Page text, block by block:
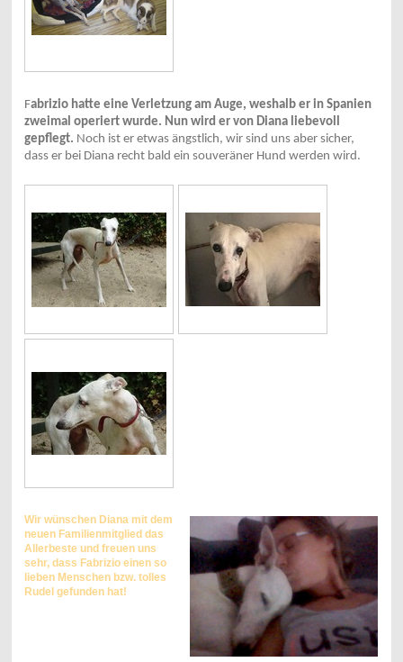
Fabrizio hatte eine Verletzung am Auge, weshalb er in Spanien
zweimal operiert wurde. Nun wird er von Diana liebevoll
gepflegt. Noch ist er etwas ängstlich, wir sind uns aber sicher,
dass er bei Diana recht bald ein souveräner Hund werden wird.
Wir wünschen Diana mit dem
neuen Familienmitglied das
Allerbeste und freuen uns
sehr, dass Fabrizio einen so
lieben Menschen bzw. tolles
Rudel gefunden hat!